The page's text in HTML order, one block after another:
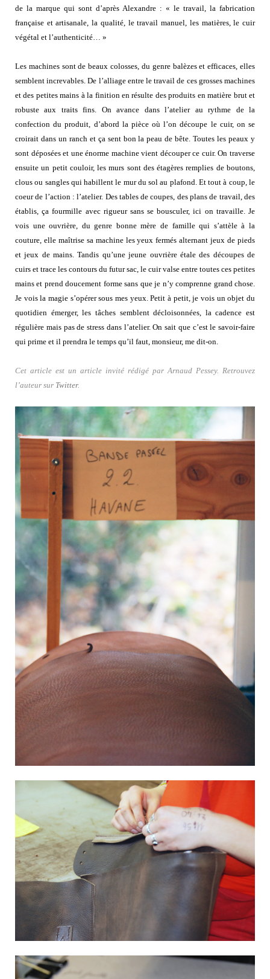
de la marque qui sont d’après Alexandre : « le travail, la fabrication
française et artisanale, la qualité, le travail manuel, les matières, le cuir
végétal et l’authenticité… »
Les machines sont de beaux colosses, du genre balèzes et efficaces, elles
semblent increvables. De l’alliage entre le travail de ces grosses machines
et des petites mains à la finition en résulte des produits en matière brut et
robuste aux traits fins. On avance dans l’atelier au rythme de la
confection du produit, d’abord la pièce où l’on découpe le cuir, on se
croirait dans un ranch et ça sent bon la peau de bête. Toutes les peaux y
sont déposées et une énorme machine vient découper ce cuir. On traverse
ensuite un petit couloir, les murs sont des étagères remplies de boutons,
clous ou sangles qui habillent le mur du sol au plafond. Et tout à coup, le
coeur de l’action : l’atelier. Des tables de coupes, des plans de travail, des
établis, ça fourmille avec rigueur sans se bousculer, ici on travaille. Je
vois une ouvrière, du genre bonne mère de famille qui s’attèle à la
couture, elle maîtrise sa machine les yeux fermés alternant jeux de pieds
et jeux de mains. Tandis qu’une jeune ouvrière étale des découpes de
cuirs et trace les contours du futur sac, le cuir valse entre toutes ces petites
mains et prend doucement forme sans que je n’y comprenne grand chose.
Je vois la magie s’opérer sous mes yeux. Petit à petit, je vois un objet du
quotidien émerger, les tâches semblent décloisonnées, la cadence est
régulière mais pas de stress dans l’atelier. On sait que c’est le savoir-faire
qui prime et il prendra le temps qu’il faut, monsieur, me dit-on.
Cet article est un article invité rédigé par Arnaud Pessey. Retrouvez
l’auteur sur Twitter.